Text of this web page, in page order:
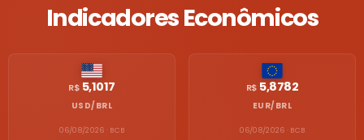
Indicadores Econômicos
R$ 5,1017
USD/BRL
06/08/2026 · BCB
R$ 5,8782
EUR/BRL
06/08/2026 · BCB